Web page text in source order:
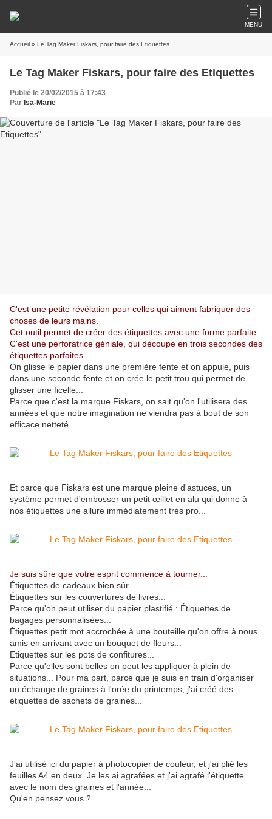
MENU
Accueil » Le Tag Maker Fiskars, pour faire des Etiquettes
Le Tag Maker Fiskars, pour faire des Etiquettes
Publié le 20/02/2015 à 17:43
Par Isa-Marie
C'est une petite révélation pour celles qui aiment fabriquer des
choses de leurs mains.
Cet outil permet de créer des étiquettes avec une forme parfaite.
C'est une perforatrice géniale, qui découpe en trois secondes des
étiquettes parfaites.
On glisse le papier dans une première fente et on appuie, puis
dans une seconde fente et on crée le petit trou qui permet de
glisser une ficelle...
Parce que c'est la marque Fiskars, on sait qu'on l'utilisera des
années et que notre imagination ne viendra pas à bout de son
efficace netteté...
Et parce que Fiskars est une marque pleine d'astuces, un
système permet d'embosser un petit œillet en alu qui donne à
nos étiquettes une allure immédiatement très pro...
Je suis sûre que votre esprit commence à tourner...
Étiquettes de cadeaux bien sûr...
Étiquettes sur les couvertures de livres...
Parce qu'on peut utiliser du papier plastifié : Étiquettes de
bagages personnalisées...
Étiquettes petit mot accrochée à une bouteille qu'on offre à nous
amis en arrivant avec un bouquet de fleurs...
Etiquettes sur les pots de confitures...
Parce qu'elles sont belles on peut les appliquer à plein de
situations... Pour ma part, parce que je suis en train d'organiser
un échange de graines à l'orée du printemps, j'ai créé des
étiquettes de sachets de graines...
J'ai utilisé ici du papier à photocopier de couleur, et j'ai plié les
feuilles A4 en deux. Je les ai agrafées et j'ai agrafé l'étiquette
avec le nom des graines et l'année...
Qu'en pensez vous ?